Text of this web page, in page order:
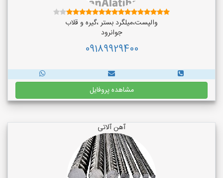
والپست،میلگرد بستر ،گیره و قلاب
جوانرود
09189929400
مشاهده پروفایل
آهن آلاتی